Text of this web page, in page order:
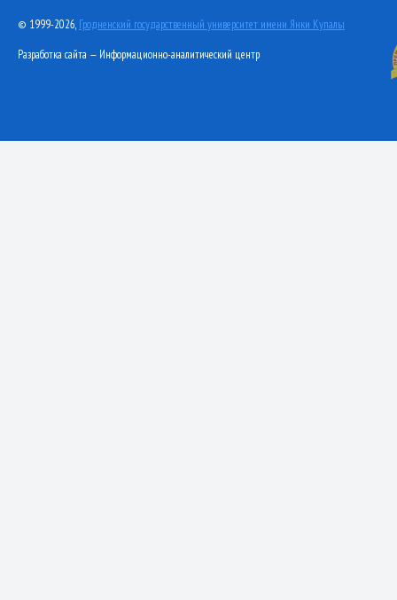
© 1999-2026, Гродненский государственный университет имени Янки Купалы
Разработка сайта — Информационно-аналитический центр